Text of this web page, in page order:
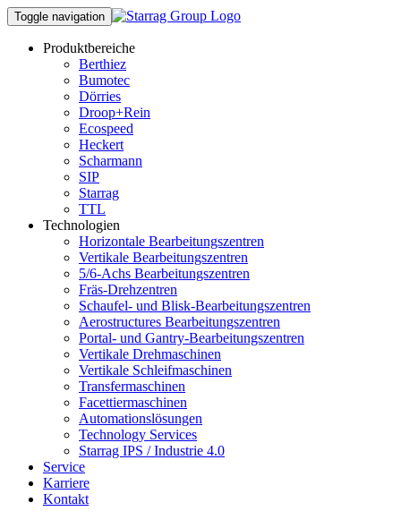
Toggle navigation
Produktbereiche
Berthiez
Bumotec
Dörries
Droop+Rein
Ecospeed
Heckert
Scharmann
SIP
Starrag
TTL
Technologien
Horizontale Bearbeitungszentren
Vertikale Bearbeitungszentren
5/6-Achs Bearbeitungszentren
Fräs-Drehzentren
Schaufel- und Blisk-Bearbeitungszentren
Aerostructures Bearbeitungszentren
Portal- und Gantry-Bearbeitungszentren
Vertikale Drehmaschinen
Vertikale Schleifmaschinen
Transfermaschinen
Facettiermaschinen
Automationslösungen
Technology Services
Starrag IPS / Industrie 4.0
Service
Karriere
Kontakt